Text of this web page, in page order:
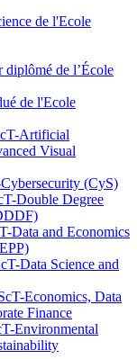
de l'Ecole
diplômé de l’École
de l'Ecole
Artificial
Visual
(CyS)
Double Degree
Data and Economics
Data Science and
Economics, Data
Finance
Environmental